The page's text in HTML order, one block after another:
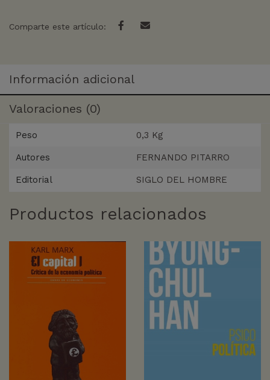
Comparte este artículo:
Información adicional
Valoraciones (0)
Peso 0,3 Kg
Autores FERNANDO PITARRO
Editorial SIGLO DEL HOMBRE
Productos relacionados